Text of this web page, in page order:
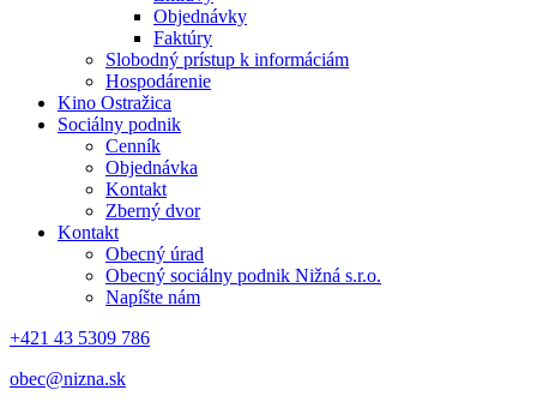
Objednávky
Faktúry
Slobodný prístup k informáciám
Hospodárenie
Kino Ostražica
Sociálny podnik
Cenník
Objednávka
Kontakt
Zberný dvor
Kontakt
Obecný úrad
Obecný sociálny podnik Nižná s.r.o.
Napíšte nám
+421 43 5309 786
obec@nizna.sk